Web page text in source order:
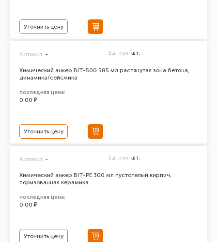
Уточнить цену
Химический анкер BIT-500 585 мл растянутая зона бетона,
динамика/сейсмика
Артикул: - Ед. изм. шт.
последняя цена:
0.00 ₽
Уточнить цену
Химический анкер BIT-PE 300 мл пустотелый кирпич,
поризованная керамика
Артикул: - Ед. изм. шт.
последняя цена:
0.00 ₽
Уточнить цену